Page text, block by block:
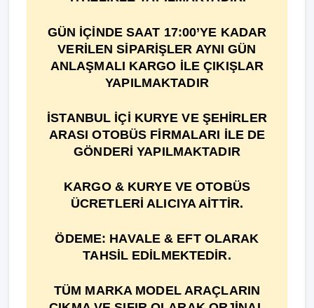
GÜN İÇİNDE SAAT 17:00’YE KADAR
VERİLEN SİPARİŞLER AYNI GÜN
ANLAŞMALI KARGO İLE ÇIKIŞLAR
YAPILMAKTADIR
İSTANBUL İÇİ KURYE VE ŞEHİRLER
ARASI OTOBÜS FİRMALARI İLE DE
GÖNDERİ YAPILMAKTADIR
KARGO & KURYE VE OTOBÜS
ÜCRETLERİ ALICIYA AİTTİR.
ÖDEME: HAVALE & EFT OLARAK
TAHSİL EDİLMEKTEDİR.
TÜM MARKA MODEL ARAÇLARIN